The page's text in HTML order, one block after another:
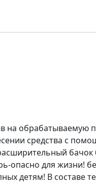
на обрабатываемую
средства с
бачок
опасно для жизни!
детям! В составе